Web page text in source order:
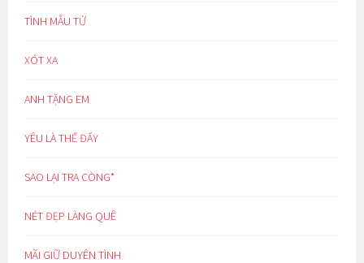
TÌNH MẪU TỬ
XÓT XA
ANH TẶNG EM
YÊU LÀ THẾ ĐẤY
SAO LẠI TRA CÒNG*
NÉT ĐẸP LÀNG QUÊ
MÃI GIỮ DUYÊN TÌNH